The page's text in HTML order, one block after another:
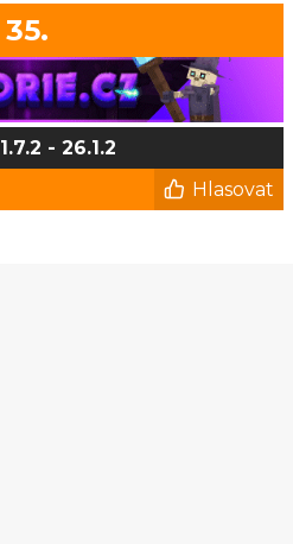
35.
1.7.2 - 26.1.2
Hlasovat